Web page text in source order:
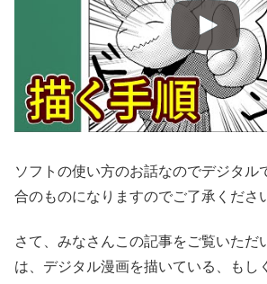
ソフトの使い方のお話なのでデジタル
合のものになりますのでご了承くださ
さて、みなさんこの記事をご覧いただ
は、デジタル漫画を描いている、もし